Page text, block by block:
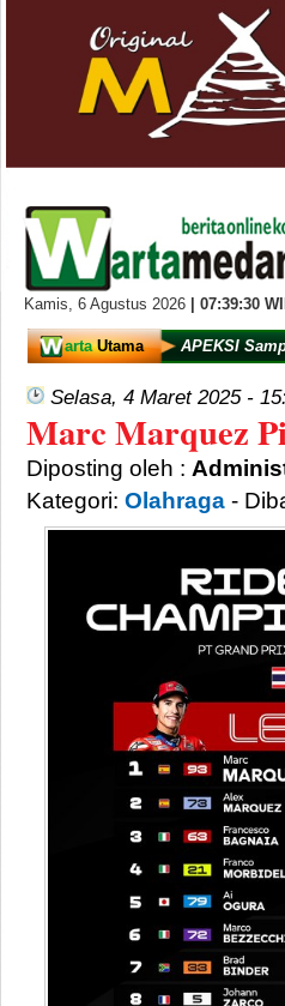
Kamis, 6 Agustus 2026 07:39:31
APEKSI
arta Utama
Selasa, 4 Maret 2025 -
Marc Marquez
Diposting oleh :
Kategori: Olahraga -